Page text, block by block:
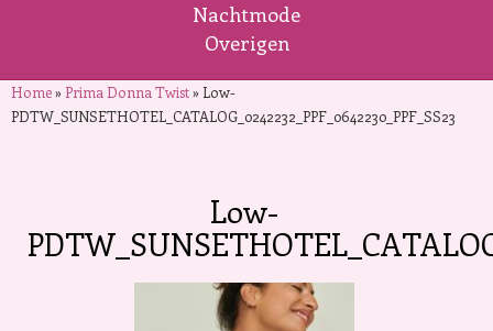
Nachtmode
Overigen
Home»Prima Donna Twist»Low-
PDTW_SUNSETHOTEL_CATALOG_0242232_PPF_0642230_PPF_SS23
Low-